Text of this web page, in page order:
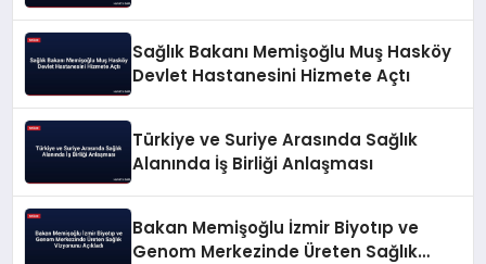
Sağlık Bakanı Memişoğlu Muş Hasköy
Devlet Hastanesini Hizmete Açtı
Türkiye ve Suriye Arasında Sağlık
Alanında İş Birliği Anlaşması
Bakan Memişoğlu İzmir Biyotıp ve
Genom Merkezinde Üreten Sağlık